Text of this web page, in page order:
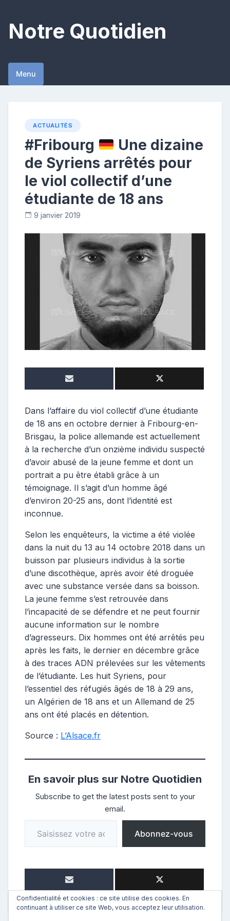
content
Notre Quotidien
Menu
ACTUALITÉS
#Fribourg
Une dizaine
de Syriens arrêtés pour
le viol collectif d’une
étudiante de 18 ans
9 janvier 2019
o
n
t
b
t
r
i
c
Dans l’affaire du viol collectif d’une étudiante
de 18 ans en octobre dernier à Fribourg-en-
Brisgau, la police allemande est actuellement
à la recherche d’un onzième individu suspecté
d’avoir abusé de la jeune femme et dont un
portrait a pu être établi grâce à un
témoignage. Il s’agit d’un homme âgé
d’environ 20-25 ans, dont l’identité est
inconnue.
Selon les enquêteurs, la victime a été violée
dans la nuit du 13 au 14 octobre 2018 dans un
buisson par plusieurs individus à la sortie
d’une discothèque, après avoir été droguée
avec une substance versée dans sa boisson.
La jeune femme s’est retrouvée dans
l’incapacité de se défendre et ne peut fournir
aucune information sur le nombre
d’agresseurs. Dix hommes ont été arrêtés peu
après les faits, le dernier en décembre grâce
à des traces ADN prélevées sur les vêtements
de l’étudiante. Les huit Syriens, pour
l’essentiel des réfugiés âgés de 18 à 29 ans,
un Algérien de 18 ans et un Allemand de 25
ans ont été placés en détention.
Source : L’Alsace.fr
En savoir plus sur Notre Quotidien
Subscribe to get the latest posts sent to your
email.
Saisissez votre adresse e-mail…
Abonnez-vous
Confidentialité et cookies : ce site utilise des cookies. En
continuant à utiliser ce site Web, vous acceptez leur utilisation.